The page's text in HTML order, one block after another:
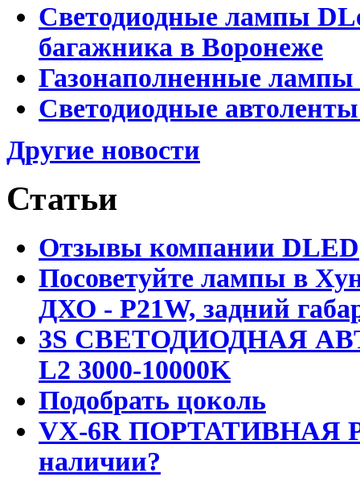
Светодиодные лампы
багажника в Воронеже
Газонаполненные
Светодиодные
Другие новости
Статьи
Отзывы компании DLED
Посоветуйте лампы в
ДХО - P21W, задний
3S СВЕТОДИОДНАЯ
L2 3000-10000K
Подобрать цоколь
VX-6R ПОРТАТИВНАЯ
наличии?